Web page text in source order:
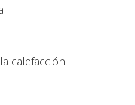
calefacción